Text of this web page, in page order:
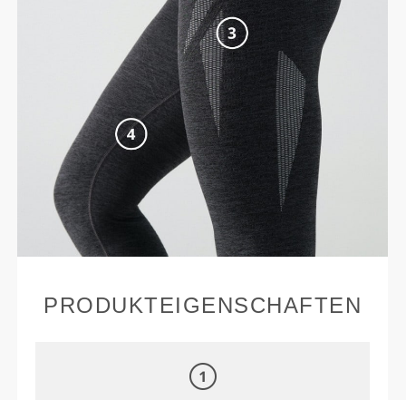
PRODUKTEIGENSCHAFTEN